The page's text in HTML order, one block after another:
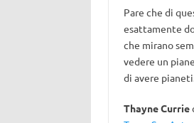
Pare che di
esattamente
che mirano
vedere un
di avere
Thayne Currie